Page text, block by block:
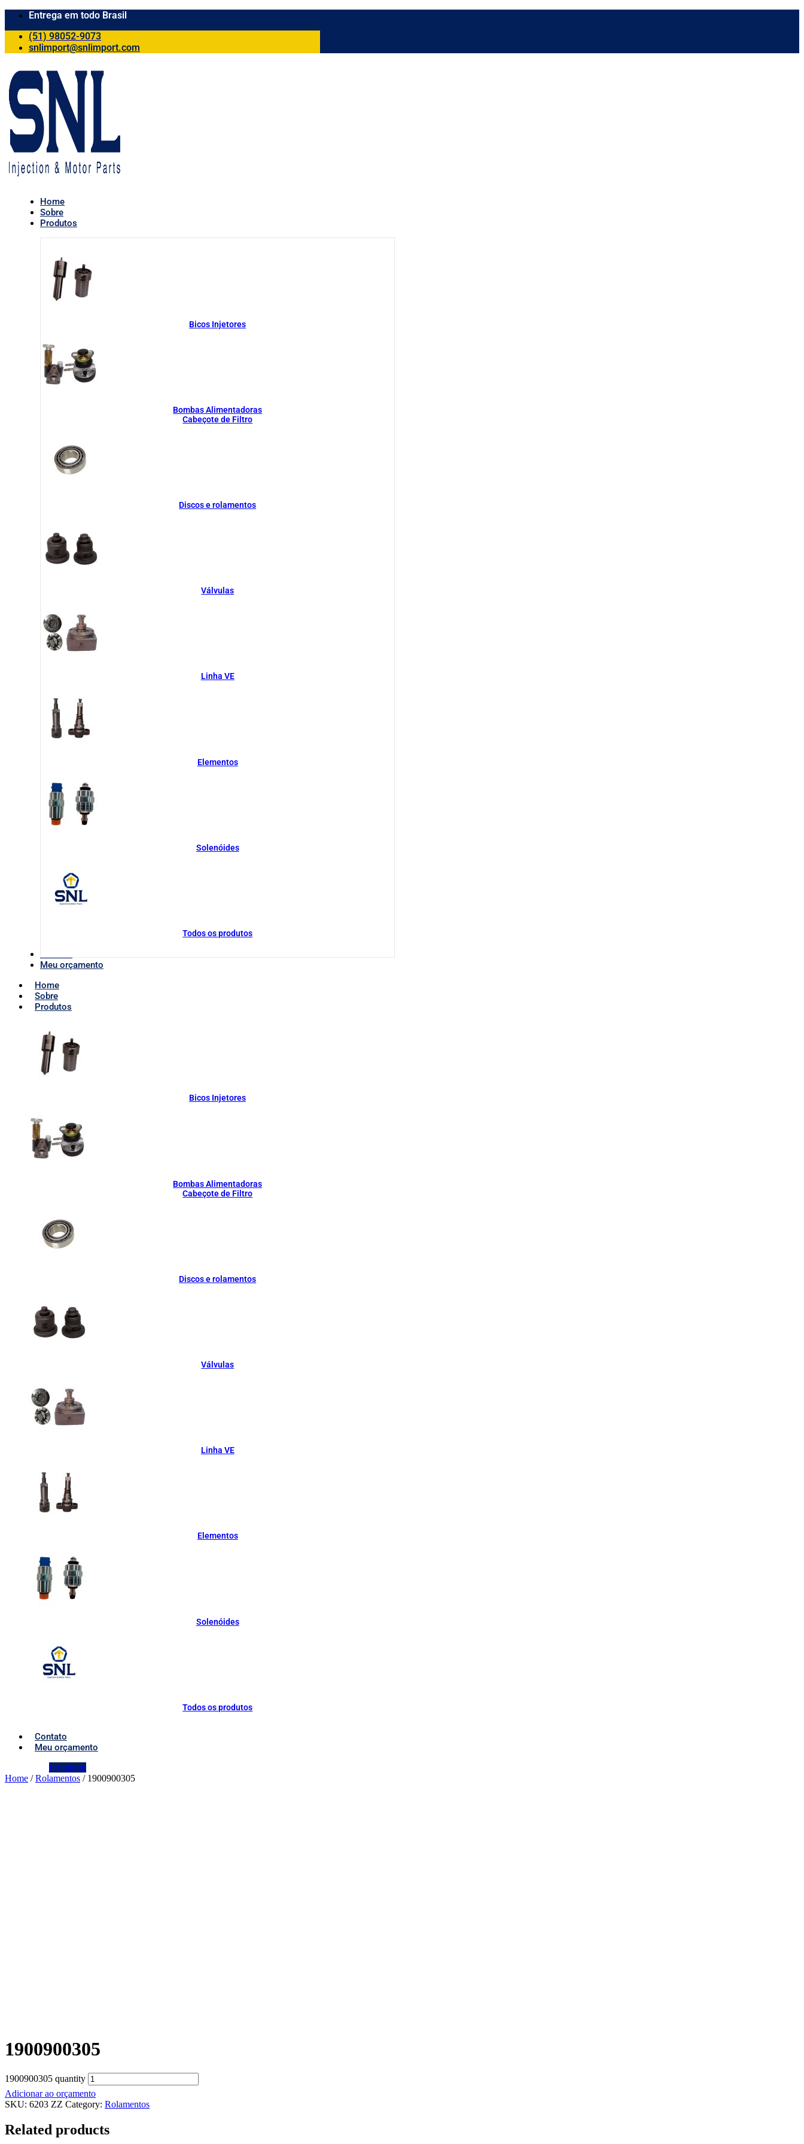
Entrega em todo Brasil
(51) 98052-9073
snlimport@snlimport.com
Home
Sobre
Produtos
Bicos Injetores
Bombas Alimentadoras
Cabeçote de Filtro
Discos e rolamentos
Válvulas
Linha VE
Elementos
Solenóides
Todos os produtos
Meu orçamento
Home
Sobre
Produtos
Bicos Injetores
Bombas Alimentadoras
Cabeçote de Filtro
Discos e rolamentos
Válvulas
Linha VE
Elementos
Solenóides
Todos os produtos
Contato
Meu orçamento
Instagram
Home /Rolamentos / 1900900305
1900900305
1900900305 quantity
Adicionar ao orçamento
SKU: 6203 ZZ Category: Rolamentos
Related products